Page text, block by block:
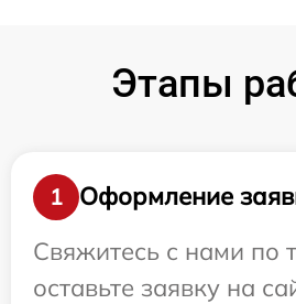
Этапы
1
Оформление
Свяжитесь с нами по
оставьте заявку на